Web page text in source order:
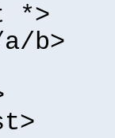
*>
b>